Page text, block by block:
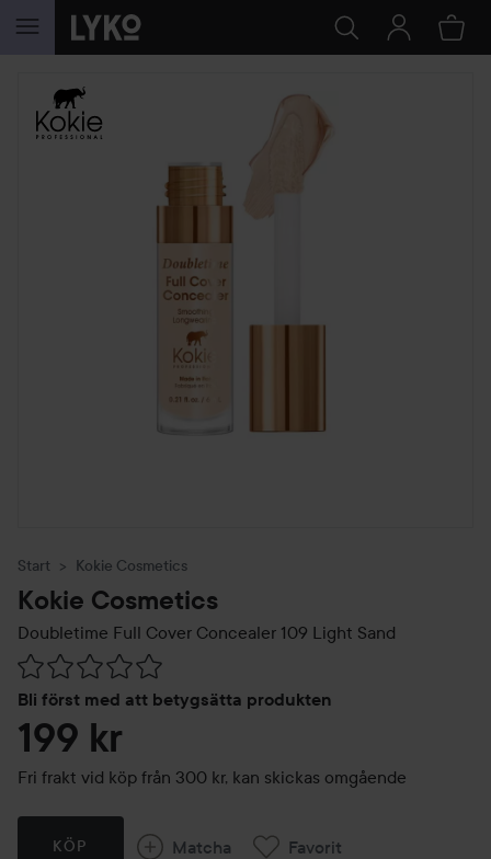
HOPPA TILL INNEHÅLLET
Start Kokie Cosmetics
Kokie Cosmetics
Doubletime Full Cover Concealer 109 Light Sand
Bli först med att betygsätta produkten
Hoppa till Betyg & kommentarer
199 kr
Fri frakt vid köp från 300 kr, kan skickas omgående
KÖP Matcha Favorit